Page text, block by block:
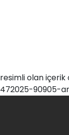
resimli olan
472025-90905-